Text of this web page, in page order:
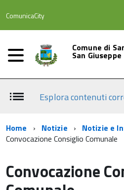
ComunicaCity
Comune di
San Giuseppe
Esplora contenuti
Home Notizie
Notizie e
Convocazione Consiglio Comunale
Convocazione